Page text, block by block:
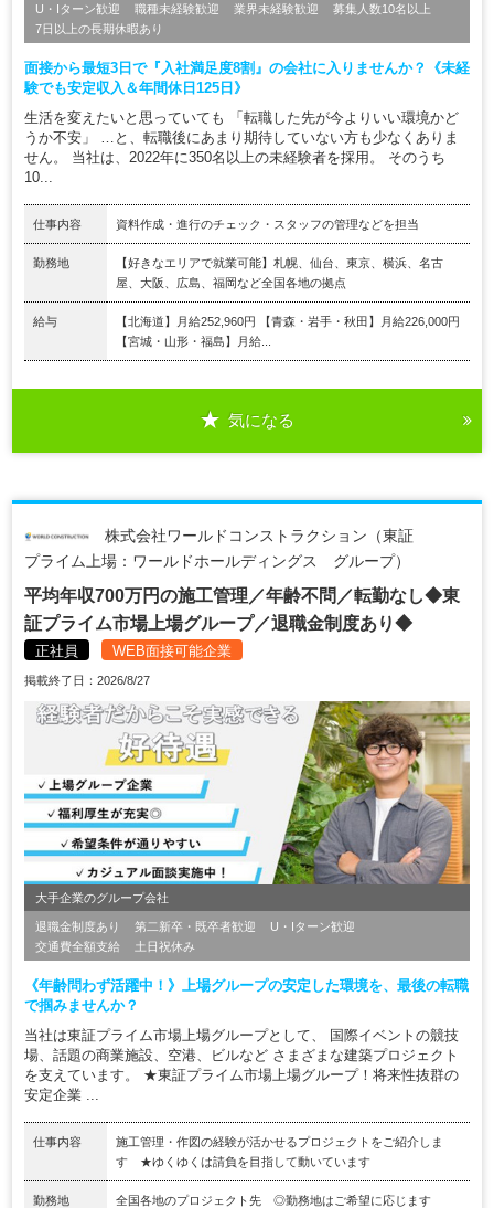
U・Iターン歓迎 職種未経験歓迎 業界未経験歓迎
募集人数10名以上
7日以上の長期休暇あり
面接から最短3日で『入社満足度8割』の会社に入りませんか？《未経
験でも安定収入＆年間休日125日》
生活を変えたいと思っていても 「転職した先が今よりいい環境かど
うか不安」 …と、転職後にあまり期待していない方も少なくありま
せん。 当社は、2022年に350名以上の未経験者を採用。 そのうち
10...
仕事内容 資料作成・進行のチェック・スタッフの管理などを担当
勤務地
【好きなエリアで就業可能】札幌、仙台、東京、横浜、名古
屋、大阪、広島、福岡など全国各地の拠点
給与
【北海道】月給252,960円 【青森・岩手・秋田】月給226,000円
【宮城・山形・福島】月給...
気になる
株式会社ワールドコンストラクション（東証
プライム上場：ワールドホールディングス グループ）
平均年収700万円の施工管理／年齢不問／転勤なし◆東
証プライム市場上場グループ／退職金制度あり◆
正社員 WEB面接可能企業
掲載終了日：2026/8/27
大手企業のグループ会社
退職金制度あり 第二新卒・既卒者歓迎
U・Iターン歓迎
交通費全額支給
土日祝休み
《年齢問わず活躍中！》上場グループの安定した環境を、最後の転職
で掴みませんか？
当社は東証プライム市場上場グループとして、 国際イベントの競技
場、話題の商業施設、空港、ビルなど さまざまな建築プロジェクト
を支えています。 ★東証プライム市場上場グループ！将来性抜群の
安定企業 ...
仕事内容
施工管理・作図の経験が活かせるプロジェクトをご紹介しま
す ★ゆくゆくは請負を目指して動いています
勤務地 全国各地のプロジェクト先 ◎勤務地はご希望に応じます